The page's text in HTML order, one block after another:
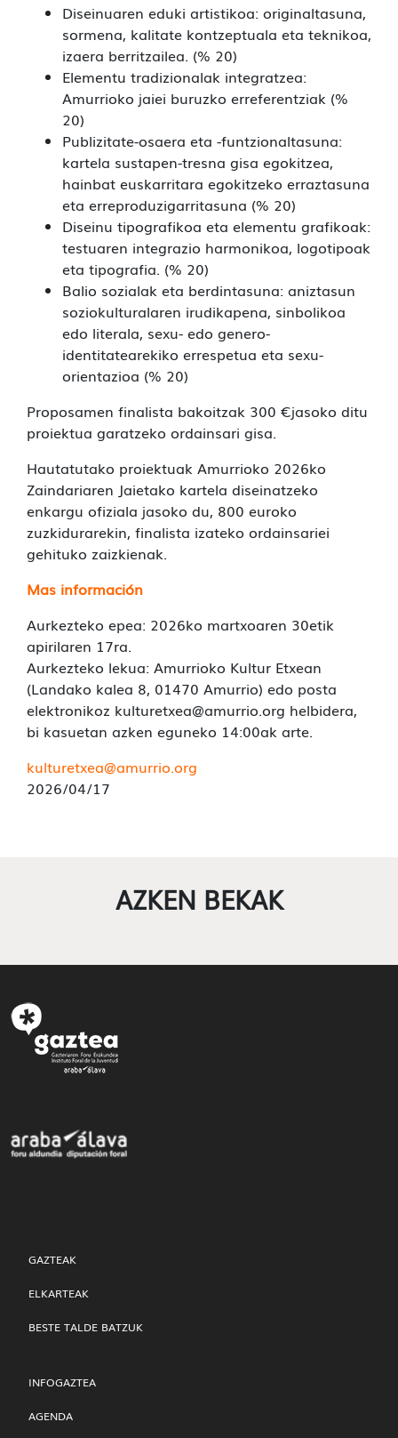
Diseinuaren eduki artistikoa: originaltasuna,
sormena, kalitate kontzeptuala eta teknikoa,
izaera berritzailea. (% 20)
Elementu tradizionalak integratzea:
Amurrioko jaiei buruzko erreferentziak (%
20)
Publizitate-osaera eta -funtzionaltasuna:
kartela sustapen-tresna gisa egokitzea,
hainbat euskarritara egokitzeko erraztasuna
eta erreproduzigarritasuna (% 20)
Diseinu tipografikoa eta elementu grafikoak:
testuaren integrazio harmonikoa, logotipoak
eta tipografia. (% 20)
Balio sozialak eta berdintasuna: aniztasun
soziokulturalaren irudikapena, sinbolikoa
edo literala, sexu- edo genero-
identitatearekiko errespetua eta sexu-
orientazioa (% 20)
Proposamen finalista bakoitzak 300 €jasoko ditu
proiektua garatzeko ordainsari gisa.
Hautatutako proiektuak Amurrioko 2026ko
Zaindariaren Jaietako kartela diseinatzeko
enkargu ofiziala jasoko du, 800 euroko
zuzkidurarekin, finalista izateko ordainsariei
gehituko zaizkienak.
Mas información
Aurkezteko epea: 2026ko martxoaren 30etik
apirilaren 17ra.
Aurkezteko lekua: Amurrioko Kultur Etxean
(Landako kalea 8, 01470 Amurrio) edo posta
elektronikoz kulturetxea@amurrio.org helbidera,
bi kasuetan azken eguneko 14:00ak arte.
kulturetxea@amurrio.org
2026/04/17
AZKEN BEKAK
GAZTEAK
ELKARTEAK
BESTE TALDE BATZUK
INFOGAZTEA
AGENDA